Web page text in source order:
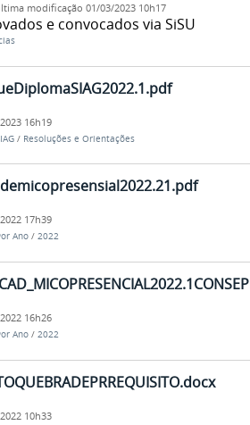
modificação 01/03/2023 10h17
e convocados via SiSU
16h19
/ Resoluções e Orientações
17h39
Ano / 2022
16h26
Ano / 2022
10h33